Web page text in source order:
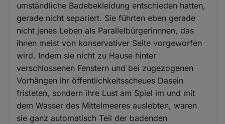
umständliche Badebekleidung entschieden hatten,
gerade nicht separiert. Sie führten eben gerade
nicht jenes Leben als Parallelbürgerinnnen, das
ihnen meist von konservativer Seite vorgeworfen
wird. Indem sie nicht zu Hause hinter
verschlossenen Fenstern und bei zugezogenen
Vorhängen ihr öffentlichkeitsscheues Dasein
fristeten, sondern ihre Lust am Spiel im und mit
dem Wasser des Mittelmeeres auslebten, waren
sie ganz automatisch Teil der badenden